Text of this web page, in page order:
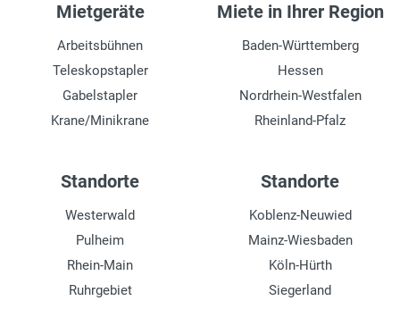
Mietgeräte
Arbeitsbühnen
Teleskopstapler
Gabelstapler
Krane/Minikrane
Miete in Ihrer Region
Baden-Württemberg
Hessen
Nordrhein-Westfalen
Rheinland-Pfalz
Standorte
Westerwald
Pulheim
Rhein-Main
Ruhrgebiet
Standorte
Koblenz-Neuwied
Mainz-Wiesbaden
Köln-Hürth
Siegerland